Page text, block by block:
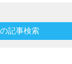
記事検索